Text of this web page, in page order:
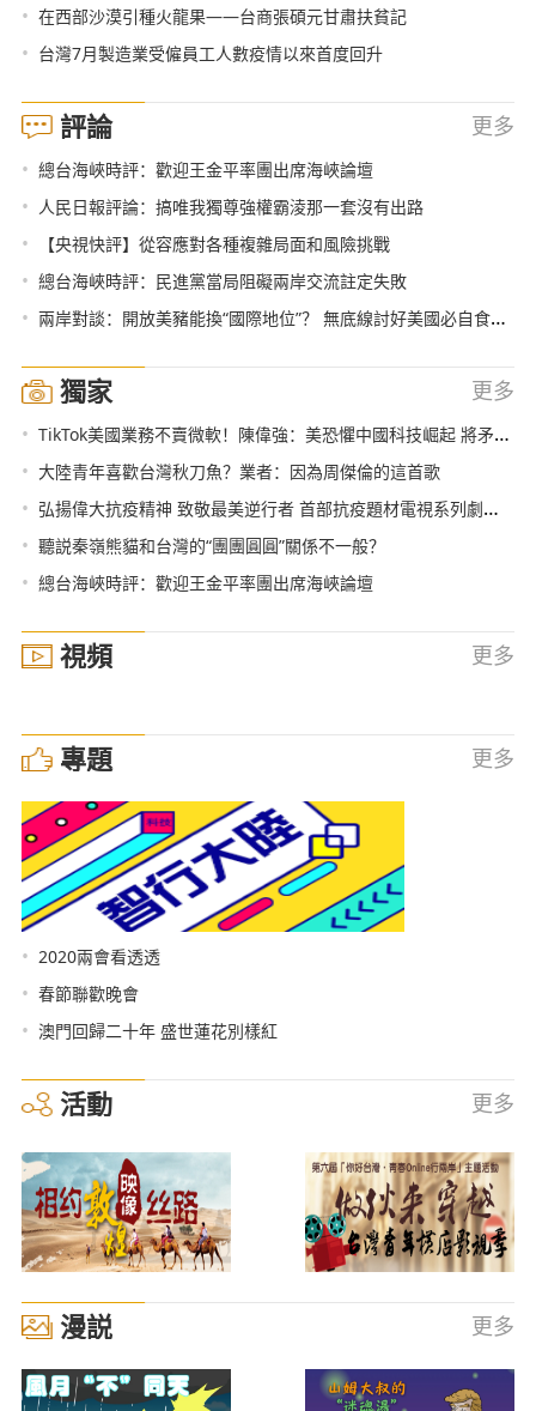
• 在西部沙漠引種火龍果——台商張碩元甘肅扶貧記
• 台灣7月製造業受僱員工人數疫情以來首度回升
評論 更多
• 總台海峽時評：歡迎王金平率團出席海峽論壇
• 人民日報評論：搞唯我獨尊強權霸淩那一套沒有出路
• 【央視快評】從容應對各種複雜局面和風險挑戰
• 總台海峽時評：民進黨當局阻礙兩岸交流註定失敗
• 兩岸對談：開放美豬能換“國際地位”？ 無底線討好美國必自食惡果
獨家 更多
• TikTok美國業務不賣微軟！陳偉強：美恐懼中國科技崛起 將矛盾轉外
• 大陸青年喜歡台灣秋刀魚？業者：因為周傑倫的這首歌
• 弘揚偉大抗疫精神 致敬最美逆行者 首部抗疫題材電視系列劇《最美逆行者》即將開播
• 聽説秦嶺熊貓和台灣的“團團圓圓”關係不一般？
• 總台海峽時評：歡迎王金平率團出席海峽論壇
視頻 更多
專題 更多
• 2020兩會看透透
• 春節聯歡晚會
• 澳門回歸二十年 盛世蓮花別樣紅
活動 更多
漫説 更多